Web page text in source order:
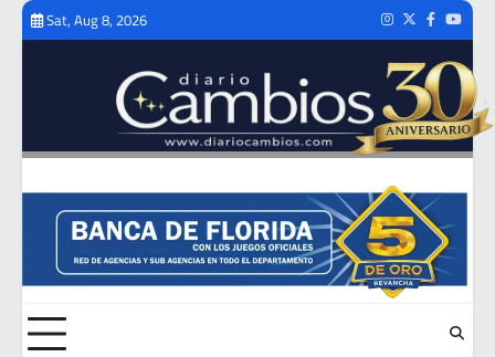
Skip
Sat, Aug 8, 2026 Instagram
TwitterFacebook